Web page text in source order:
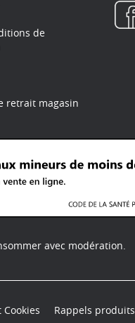
de
retrait magasin
avec modération.
Rappels produits